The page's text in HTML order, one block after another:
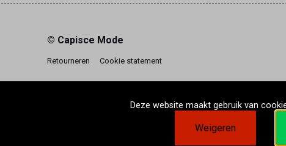
© Capisce Mode
Retourneren Cookie statement
Deze website maakt gebruik van
Weigeren